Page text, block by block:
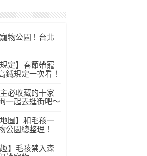
物公園！台北
定】春節帶寵
鐵規定一次看！
必收藏的十家
一起去逛街吧～
圖】和毛孩一
公園總整理！
】毛孩禁入森